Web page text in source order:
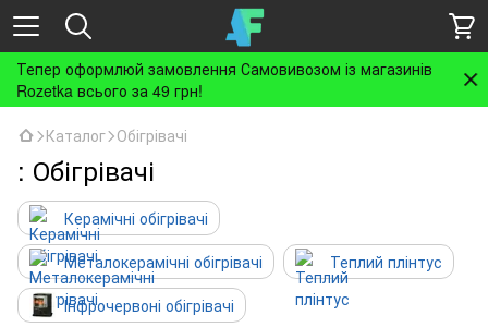
Тепер оформлюй замовлення Самовивозом із магазинів
Rozetka всього за 49 грн!
Каталог Обігрівачі
: Обігрівачі
Керамічні обігрівачі
Металокерамічні обігрівачі
Теплий плінтус
Інфрочервоні обігрівачі